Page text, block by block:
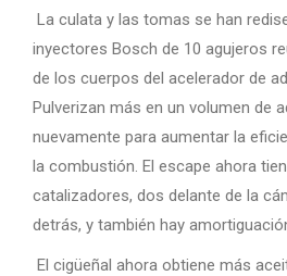
La culata y las tomas se han
inyectores Bosch de 10 agujeros
de los cuerpos del acelerador de
Pulverizan más en un volumen de
nuevamente para aumentar la
la combustión. El escape ahora
catalizadores, dos delante de la
detrás, y también hay
El cigüeñal ahora obtiene más